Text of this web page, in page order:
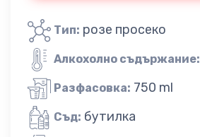
Тип: розе просеко
Алкохолно съдържание:
Разфасовка: 750 ml
Съд: бутилка